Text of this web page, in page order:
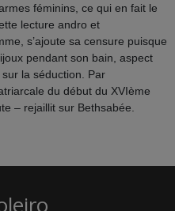
féminins, ce qui en fait le
lecture andro et
s’ajoute sa censure puisque
pendant son bain, aspect
la séduction. Par
du début du XVIème
– rejaillit sur Bethsabée.